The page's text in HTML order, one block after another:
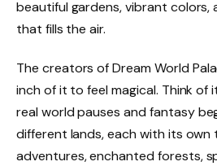
beautiful gardens, vibrant colors,
that fills the air.
The creators of Dream World
inch of it to feel magical. Think of
real world pauses and fantasy
different lands, each with its
adventures, enchanted forests,